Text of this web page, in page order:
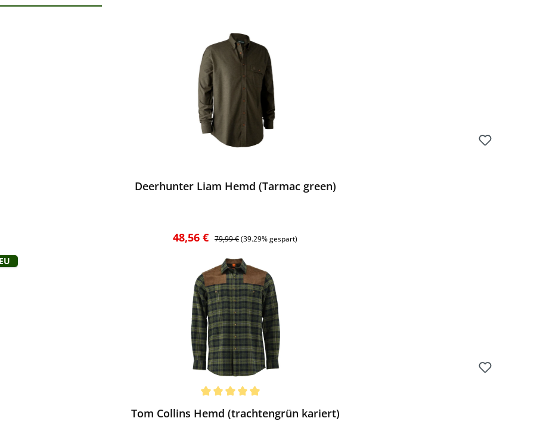
Deerhunter Liam Hemd (Tarmac green)
Verkaufspreis:
48,56 € Regulärer Preis:
79,99 €(39.29% gespart)
Tom Collins Hemd (trachtengrün kariert)